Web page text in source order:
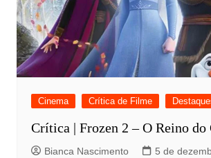
Cinema Crítica de Filme
Crítica | Frozen 2 – O Reino do
Bianca Nascimento
5 de